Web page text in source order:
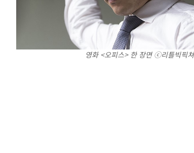
영화 <오피스> 한 장면 ⓒ 리틀빅픽